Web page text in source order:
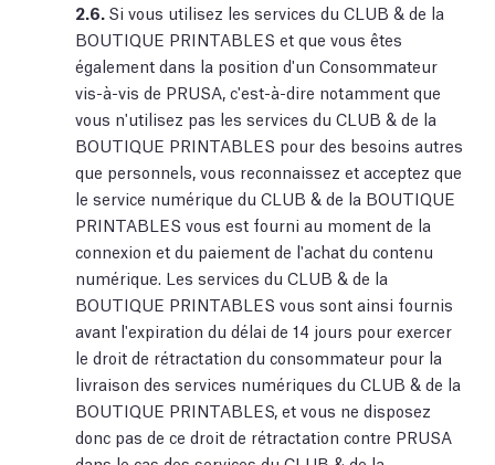
2.6. Si vous utilisez les services du CLUB & de la
BOUTIQUE PRINTABLES et que vous êtes
également dans la position d'un Consommateur
vis-à-vis de PRUSA, c'est-à-dire notamment que
vous n'utilisez pas les services du CLUB & de la
BOUTIQUE PRINTABLES pour des besoins autres
que personnels, vous reconnaissez et acceptez que
le service numérique du CLUB & de la BOUTIQUE
PRINTABLES vous est fourni au moment de la
connexion et du paiement de l'achat du contenu
numérique. Les services du CLUB & de la
BOUTIQUE PRINTABLES vous sont ainsi fournis
avant l'expiration du délai de 14 jours pour exercer
le droit de rétractation du consommateur pour la
livraison des services numériques du CLUB & de la
BOUTIQUE PRINTABLES, et vous ne disposez
donc pas de ce droit de rétractation contre PRUSA